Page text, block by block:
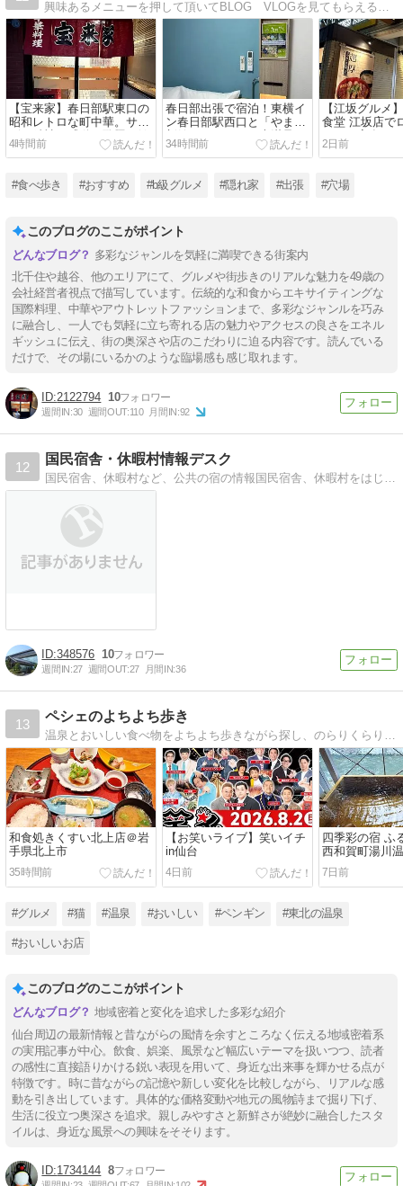
【宝来家】春日部駅東口の
昭和レトロな町中華。サー
ビス精神に感動！酢豚・餃
子・ビールで大満足
4時間前
春日部出張で宿泊！東横イ
ン春日部駅西口と「やまや
新館」のランチが大満足で
した
34時間前
【江坂グルメ
食堂 江坂店で
レーを実食！
おかわり無料
2日前
#食べ歩き #おすすめ #b級グルメ #隠れ家 #出張 #穴場
このブログのここがポイント
多彩なジャンルを気軽に満喫できる街案内
北千住や越谷、他のエリアにて、グルメや街歩きのリアルな魅力を49歳の
会社経営者視点で描写しています。伝統的な和食からエキサイティングな
国際料理、中華やアウトレットファッションまで、多彩なジャンルを巧み
に融合し、一人でも気軽に立ち寄れる店の魅力やアクセスの良さをエネル
ギッシュに伝え、街の奥深さや店のこだわりに迫る内容です。読んでいる
だけで、その場にいるかのような臨場感も感じ取れます。
2122794 10
週間IN:30 週間OUT:110 月間IN:92
12
国民宿舎・休暇村情報デスク
348576 10
週間IN:27 週間OUT:27 月間IN:36
13
ペシェのよちよち歩き
和食処きくすい北上店＠岩
手県北上市
35時間前
【お笑いライブ】笑いイチ
in仙台
4日前
四季彩の宿 ふ
西和賀町湯川
7日前
#グルメ #猫 #温泉 #おいしい #ペンギン #東北の温泉
#おいしいお店
このブログのここがポイント
地域密着と変化を追求した多彩な紹介
仙台周辺の最新情報と昔ながらの風情を余すところなく伝える地域密着系
の実用記事が中心。飲食、娯楽、風景など幅広いテーマを扱いつつ、読者
の感性に直接語りかける鋭い表現を用いて、身近な出来事を輝かせる点が
特徴です。時に昔ながらの記憶や新しい変化を比較しながら、リアルな感
動を引き出しています。具体的な価格変動や地元の風物詩まで掘り下げ、
生活に役立つ奥深さを追求。親しみやすさと新鮮さが絶妙に融合したスタ
イルは、身近な風景への興味をそそります。
1734144 8